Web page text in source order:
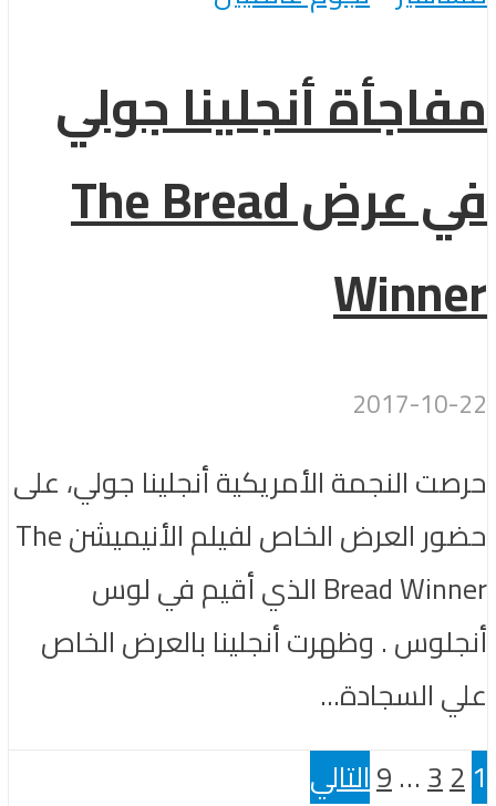
مفاجأة أنجلينا جولي
في عرض The Bread
Winner
2017-10-22
حرصت النجمة الأمريكية أنجلينا جولي، على
حضور العرض الخاص لفيلم الأنيميشن The
Bread Winner الذي أقيم في لوس
أنجلوس . وظهرت أنجلينا بالعرض الخاص
علي السجادة...
1
2
3
…
9التالي